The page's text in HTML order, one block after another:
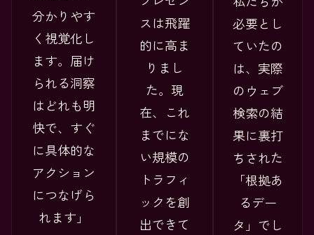
分かりやす
く視覚化し
ます。届け
られる洞察
はどれも明
快で、すぐ
に具体的な
アクション
につなげら
れます
スは飛躍
的に高ま
りまし
た。現
在、これ
までにな
い規模の
トラフィ
ックを創
出できて
必要とし
ていたの
は、実際
のウェブ
検索の結
果に裏打
ちされた
「根拠あ
るデー
タ」でし